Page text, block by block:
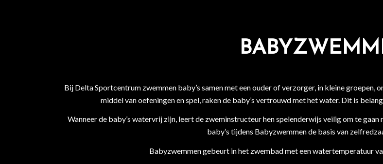
Bij Delta Sportcentrum zwemmen baby’s samen met een ouder of verzorger, in kleine
middel van oefeningen en spel, raken de baby’s vertrouwd met het water. Dit is
Wanneer de baby’s watervrij zijn, leert de zweminstructeur hen spelenderwijs veilig om te
baby’s tijdens Babyzwemmen de basis van
Babyzwemmen gebeurt in het zwembad met een watertemperatuur